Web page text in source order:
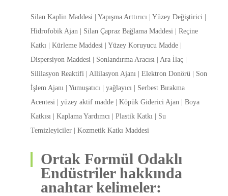
Silan Kaplin Maddesi | Yapışma Arttırıcı | Yüzey Değiştirici |
Hidrofobik Ajan | Silan Çapraz Bağlama Maddesi | Reçine
Katkı | Kürleme Maddesi | Yüzey Koruyucu Madde |
Dispersiyon Maddesi | Sonlandırma Aracısı | Ara İlaç |
Sililasyon Reaktifi | Allilasyon Ajanı | Elektron Donörü | Son
İşlem Ajanı | Yumuşatıcı | yağlayıcı | Serbest Bırakma
Acentesi | yüzey aktif madde | Köpük Giderici Ajan | Boya
Katkısı | Kaplama Yardımcı | Plastik Katkı | Su
Temizleyiciler | Kozmetik Katkı Maddesi
Ortak Formül Odaklı
Endüstriler hakkında
anahtar kelimeler: